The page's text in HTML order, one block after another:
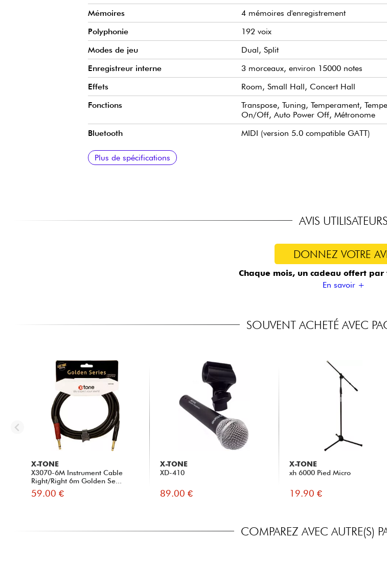
Mémoires
4 mémoires d'enregistrement
Polyphonie
192 voix
Modes de jeu
Dual, Split
Enregistreur interne
3 morceaux, environ 15000 notes
Effets
Room, Small Hall, Concert Hall
Fonctions
Transpose, Tuning, Temperament,
On/Off, Auto Power Off, Métronome
Bluetooth
MIDI (version 5.0 compatible GATT)
Système de haut-parleurs
Dimensions
Poids
Couleur
Plus de spécifications
AVIS UTILISATEURS
DONNEZ VOTRE
Chaque mois, un cadeau offert par
En savoir +
SOUVENT ACHETÉ AVEC
X-TONE
X3070-6M Instrument Cable
Right/Right 6m Golden Se...
59.00 €
X-TONE
XD-410
89.00 €
X-TONE
xh 6000 Pied Micro
19.90 €
COMPAREZ AVEC AUTRE(S)